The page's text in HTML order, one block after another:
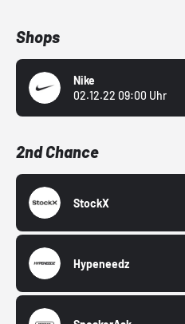
Shops
Nike
02.12.22 09:00 Uhr
2nd Chance
StockX
Hypeneedz